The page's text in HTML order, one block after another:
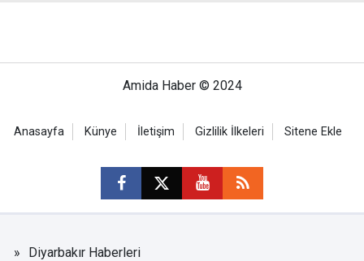
Amida Haber © 2024
Anasayfa Künye İletişim Gizlilik İlkeleri Sitene Ekle
Diyarbakır Haberleri